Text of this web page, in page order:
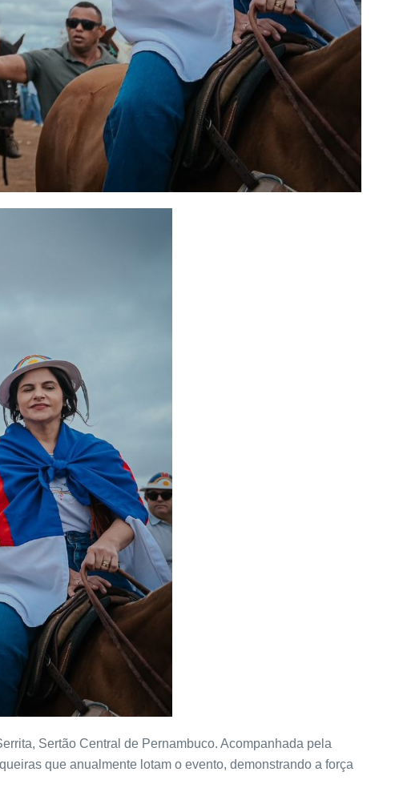
Sertão Central de Pernambuco. Acompanhada pela
que anualmente lotam o evento, demonstrando a força